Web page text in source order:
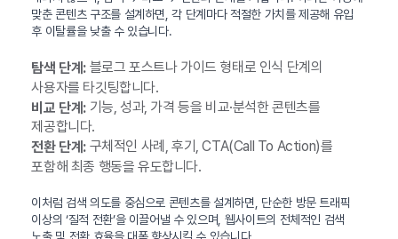
맞춘 콘텐츠 구조를 설계하면, 각 단계마다 적절한 가치를 제공해 유입
후 이탈률을 낮출 수 있습니다.
탐색 단계:블로그 포스트나 가이드 형태로 인식 단계의
사용자를 타깃팅합니다.
비교 단계:기능, 성과, 가격 등을 비교·분석한 콘텐츠를
제공합니다.
전환 단계:구체적인 사례, 후기, CTA(Call To Action)를
포함해 최종 행동을 유도합니다.
이처럼 검색 의도를 중심으로 콘텐츠를 설계하면, 단순한 방문 트래픽
이상의 ‘질적 전환’을 이끌어낼 수 있으며, 웹사이트의 전체적인 검색